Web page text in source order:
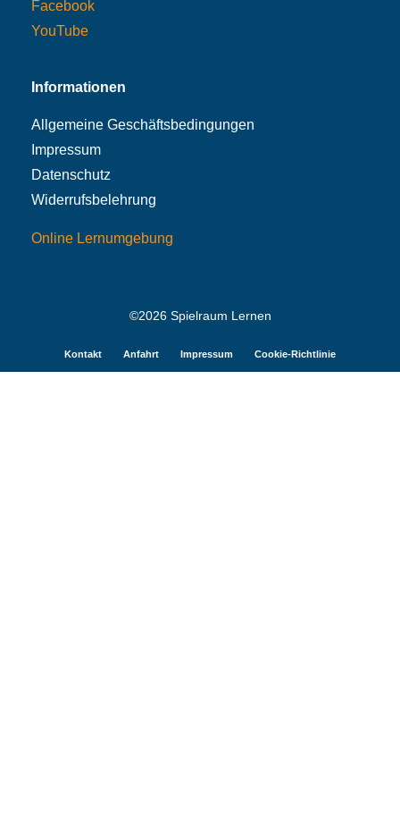
Facebook
YouTube
Informationen
Allgemeine Geschäftsbedingungen
Impressum
Datenschutz
Widerrufsbelehrung
Online Lernumgebung
©2026 Spielraum Lernen
Kontakt Anfahrt Impressum Cookie-Richtlinie